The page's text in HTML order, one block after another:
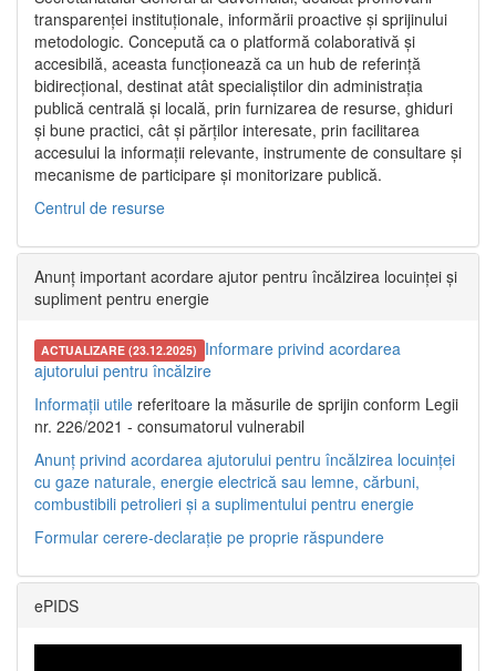
transparenței instituționale, informării proactive și sprijinului
metodologic. Concepută ca o platformă colaborativă și
accesibilă, aceasta funcționează ca un hub de referință
bidirecțional, destinat atât specialiștilor din administrația
publică centrală și locală, prin furnizarea de resurse, ghiduri
și bune practici, cât și părților interesate, prin facilitarea
accesului la informații relevante, instrumente de consultare și
mecanisme de participare și monitorizare publică.
Centrul de resurse
Anunț important acordare ajutor pentru încălzirea locuinței și
supliment pentru energie
ACTUALIZARE (23.12.2025) Informare privind acordarea
ajutorului pentru încălzire
Informații utile referitoare la măsurile de sprijin conform Legii
nr. 226/2021 - consumatorul vulnerabil
Anunț privind acordarea ajutorului pentru încălzirea locuinței
cu gaze naturale, energie electrică sau lemne, cărbuni,
combustibili petrolieri și a suplimentului pentru energie
Formular cerere-declarație pe proprie răspundere
ePIDS